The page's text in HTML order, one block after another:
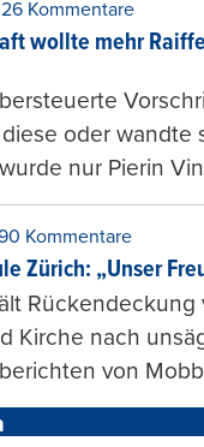
26 Kommentare
wollte mehr
oder wandte
nur Pierin
Kommentare
Zürich: „Unser
Rückendeckung
Kirche nach
von